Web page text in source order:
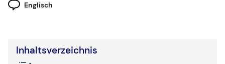
Englisch
Inhaltsverzeichnis